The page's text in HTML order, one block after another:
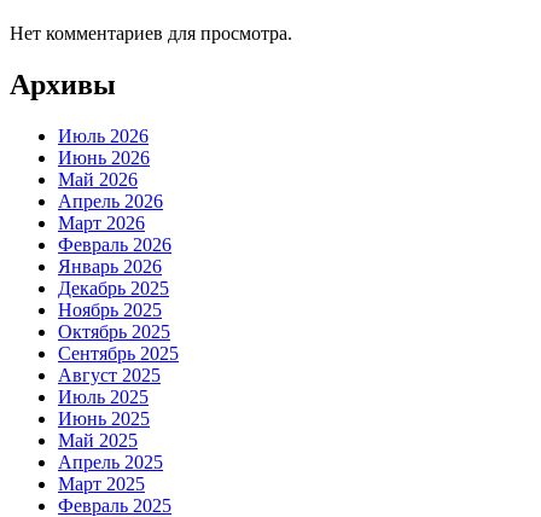
Нет комментариев для просмотра.
Архивы
Июль 2026
Июнь 2026
Май 2026
Апрель 2026
Март 2026
Февраль 2026
Январь 2026
Декабрь 2025
Ноябрь 2025
Октябрь 2025
Сентябрь 2025
Август 2025
Июль 2025
Июнь 2025
Май 2025
Апрель 2025
Март 2025
Февраль 2025